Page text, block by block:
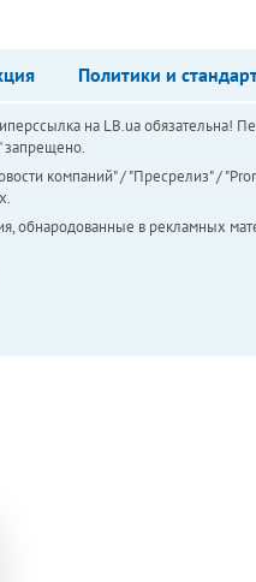
Политики и
на LB.ua обязательна!
запрещено.
компаний" / "Пресрелиз" /
обнародованные в рекламных